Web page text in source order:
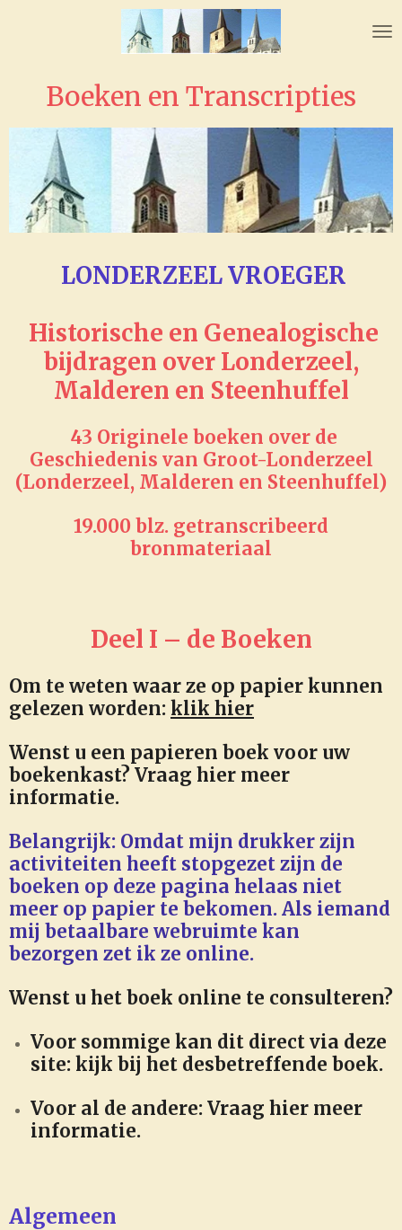
hoofdinhoud
Boeken en Transcripties
LONDERZEEL VROEGER
Historische en Genealogische
bijdragen over Londerzeel,
Malderen en Steenhuffel
43 Originele boeken over de
Geschiedenis van Groot-Londerzeel
(Londerzeel, Malderen en Steenhuffel)
19.000 blz. getranscribeerd
bronmateriaal
Deel I – de Boeken
Om te weten waar ze op papier kunnen
gelezen worden:klik hier
Wenst u een papieren boek voor uw
boekenkast?Vraag hier meer
informatie.
Belangrijk: Omdat mijn drukker zijn
activiteiten heeft stopgezet zijn de
boeken op deze pagina helaas niet
meer op papier te bekomen. Als iemand
mij betaalbare webruimte kan
bezorgen zet ik ze online.
Wenst u het boek online te consulteren?
Voor sommige kan dit direct via deze
site: kijk bij het desbetreffende boek.
Voor al de andere:Vraag hier meer
informatie.
Algemeen